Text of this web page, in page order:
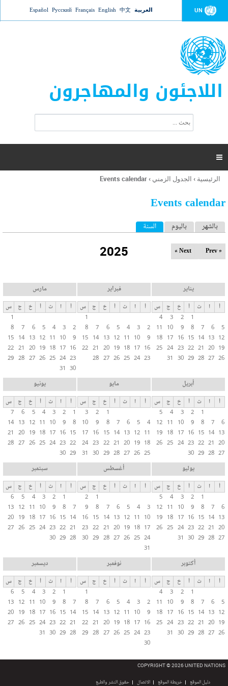
Jump to navigation UN العربية 中文
English
Français
Русский
Español
اللاجئون والمهاجرون
ت
ر
ل
ح
ب

أنت
هنا
الرئيسية › الجدول الزمني ›
Events calendar
Events calendar
ا
ل
ب
ب
ا
ت
ا
ل
أ
س
ا
س
ي
ة
بالشهر باليوم السنة (علامة التبويب النشطة)
2025 « Prev
Next »
يناير
أ ا ث أ خ ج
س
1
2
3
4
5
6
7
8
9
10
11
12
13
14
15
16
17
18
19
20
21
22
23
24
25
26
27
28
29
30
31
فبراير
أ ا ث أ خ ج
س
1
2
3
4
5
6
7
8
9
10
11
12
13
14
15
16
17
18
19
20
21
22
23
24
25
26
27
28
مارس
أ ا ث أ خ ج
س
1
2
3
4
5
6
7
8
9
10
11
12
13
14
15
16
17
18
19
20
21
22
23
24
25
26
27
28
29
30
31
أبريل
أ ا ث أ خ ج
س
1
2
3
4
5
6
7
8
9
10
11
12
13
14
15
16
17
18
19
20
21
22
23
24
25
26
27
28
29
30
مايو
أ ا ث أ خ ج
س
1
2
3
4
5
6
7
8
9
10
11
12
13
14
15
16
17
18
19
20
21
22
23
24
25
26
27
28
29
30
31
يونيو
أ ا ث أ خ ج
س
1
2
3
4
5
6
7
8
9
10
11
12
13
14
15
16
17
18
19
20
21
22
23
24
25
26
27
28
29
30
يوليو
أ ا ث أ خ ج
س
1
2
3
4
5
6
7
8
9
10
11
12
13
14
15
16
17
18
19
20
21
22
23
24
25
26
27
28
29
30
31
أغسطس
أ ا ث أ خ ج
س
1
2
3
4
5
6
7
8
9
10
11
12
13
14
15
16
17
18
19
20
21
22
23
24
25
26
27
28
29
30
31
سبتمبر
أ ا ث أ خ ج
س
1
2
3
4
5
6
7
8
9
10
11
12
13
14
15
16
17
18
19
20
21
22
23
24
25
26
27
28
29
30
أكتوبر
أ ا ث أ خ ج
س
1
2
3
4
5
6
7
8
9
10
11
12
13
14
15
16
17
18
19
20
21
22
23
24
25
26
27
28
29
30
31
نوفمبر
أ ا ث أ خ ج
س
1
2
3
4
5
6
7
8
9
10
11
12
13
14
15
16
17
18
19
20
21
22
23
24
25
26
27
28
29
30
ديسمبر
أ ا ث أ خ ج
س
1
2
3
4
5
6
7
8
9
10
11
12
13
14
15
16
17
18
19
20
21
22
23
24
25
26
27
28
29
30
31
COPYRIGHT © 2026 UNITED NATIONS
دليل الموقع خريطة الموقع الاتصال حقوق النشر والطبع